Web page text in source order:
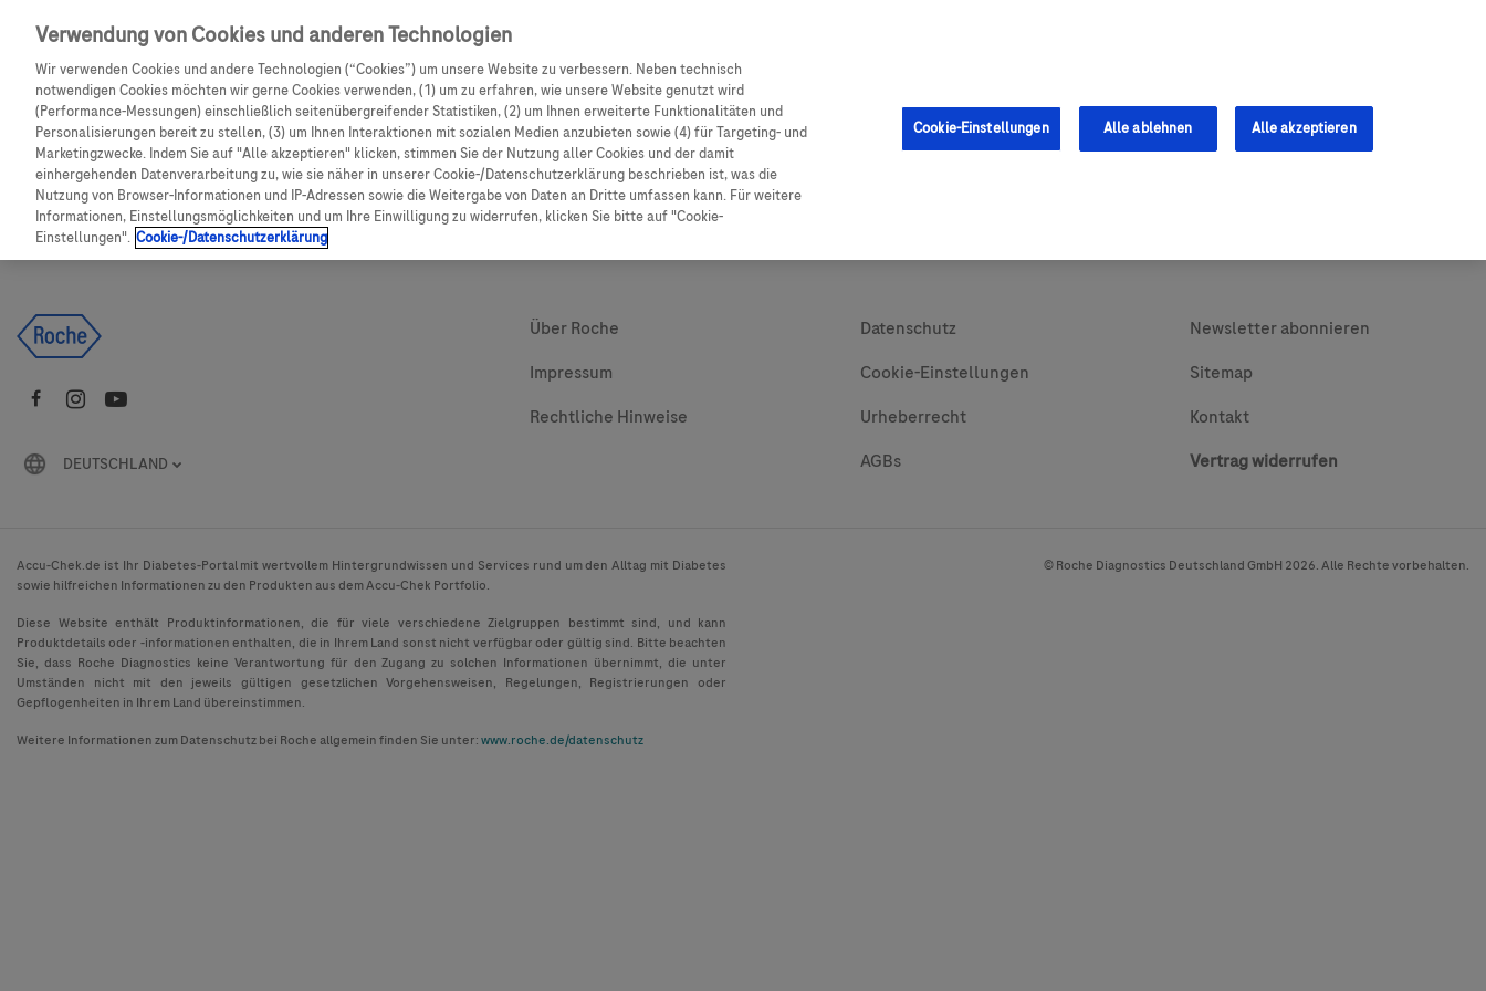
Skip to main content
CGM Testsensor bestellen CGM Sensor Produkte Ratgeber Diabetes
Produkte Artikel
Es tut uns leid, aber es gibt keine Ergebnisse für:
DEUTSCHLAND
Über Roche
Impressum
Rechtliche Hinweise
Datenschutz
Cookie-Einstellungen
Urheberrecht
AGBs
Newsletter abonnieren
Sitemap
Kontakt
Vertrag widerrufen
Accu-Chek.de ist Ihr Diabetes-Portal mit wertvollem Hintergrundwissen und Services rund um den Alltag mit Diabetes
sowie hilfreichen Informationen zu den Produkten aus dem Accu-Chek Portfolio.
Diese Website enthält Produktinformationen, die für viele verschiedene Zielgruppen bestimmt sind, und kann
Produktdetails oder -informationen enthalten, die in Ihrem Land sonst nicht verfügbar oder gültig sind. Bitte beachten
Sie, dass Roche Diagnostics keine Verantwortung für den Zugang zu solchen Informationen übernimmt, die unter
Umständen nicht mit den jeweils gültigen gesetzlichen Vorgehensweisen, Regelungen, Registrierungen oder
Gepflogenheiten in Ihrem Land übereinstimmen.
Weitere Informationen zum Datenschutz bei Roche allgemein finden Sie unter:www.roche.de/datenschutz
© Roche Diagnostics Deutschland GmbH 2026. Alle Rechte vorbehalten.
Verwendung von Cookies und anderen Technologien
Wir verwenden Cookies und andere Technologien (“Cookies”) um unsere Website zu verbessern. Neben technisch
notwendigen Cookies möchten wir gerne Cookies verwenden, (1) um zu erfahren, wie unsere Website genutzt wird
(Performance-Messungen) einschließlich seitenübergreifender Statistiken, (2) um Ihnen erweiterte Funktionalitäten und
Personalisierungen bereit zu stellen, (3) um Ihnen Interaktionen mit sozialen Medien anzubieten sowie (4) für Targeting- und
Marketingzwecke. Indem Sie auf "Alle akzeptieren" klicken, stimmen Sie der Nutzung aller Cookies und der damit
einhergehenden Datenverarbeitung zu, wie sie näher in unserer Cookie-/Datenschutzerklärung beschrieben ist, was die
Nutzung von Browser-Informationen und IP-Adressen sowie die Weitergabe von Daten an Dritte umfassen kann. Für weitere
Informationen, Einstellungsmöglichkeiten und um Ihre Einwilligung zu widerrufen, klicken Sie bitte auf "Cookie-
Einstellungen". Cookie-/Datenschutzerklärung
Cookie-Einstellungen Alle ablehnen Alle akzeptieren